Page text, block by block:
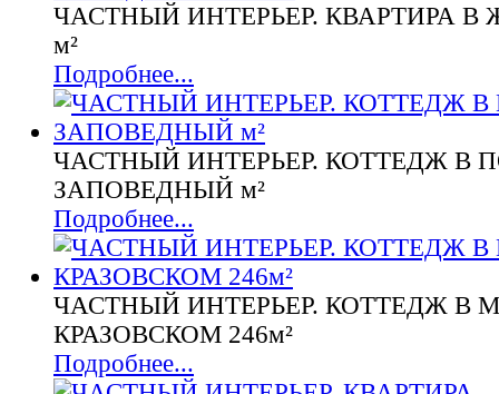
ЧАСТНЫЙ ИНТЕРЬЕР. КВАРТИРА В
м²
Подробнее...
ЧАСТНЫЙ ИНТЕРЬЕР. КОТТЕДЖ В
ЗАПОВЕДНЫЙ м²
Подробнее...
ЧАСТНЫЙ ИНТЕРЬЕР. КОТТЕДЖ В
КРАЗОВСКОМ 246м²
Подробнее...